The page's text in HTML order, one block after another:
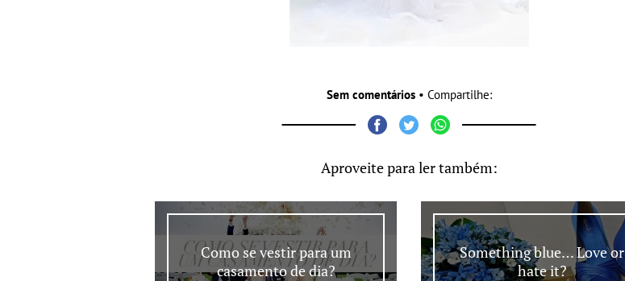
Sem comentários• Compartilhe:
Aproveite para ler também:
Como se vestir para um
casamento de dia?
Something blue… Love or
hate it?